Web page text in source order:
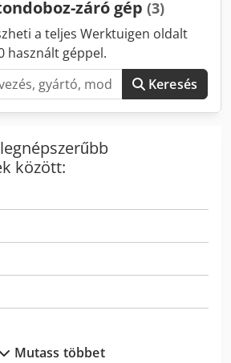
záró gép (3)
a teljes Werktuigen oldalt
használt géppel.
Keresés
között:
Mutass többet